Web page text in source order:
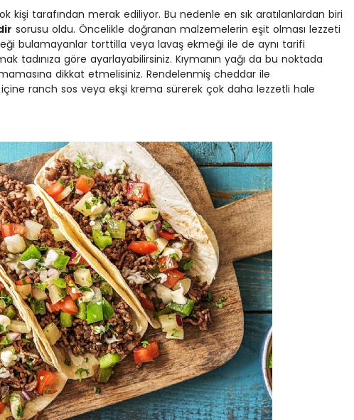
kişi tarafından merak ediliyor. Bu nedenle en sık aratılanlardan biri
sorusu oldu. Öncelikle doğranan malzemelerin eşit olması lezzeti
bulamayanlar torttilla veya lavaş ekmeği ile de aynı tarifi
tadınıza göre ayarlayabilirsiniz. Kıymanın yağı da bu noktada
dikkat etmelisiniz. Rendelenmiş cheddar ile
içine ranch sos veya ekşi krema sürerek çok daha lezzetli hale